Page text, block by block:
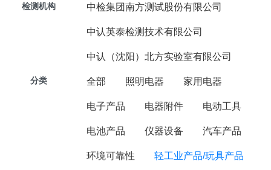
检测机构 中检集团南方测试股份有限公司
中认英泰检测技术有限公司
中认（沈阳）北方实验室有限公司
分类 全部 照明电器 家用电器
电子产品 电器附件 电动工具
电池产品 仪器设备 汽车产品
环境可靠性 轻工业产品/玩具产品